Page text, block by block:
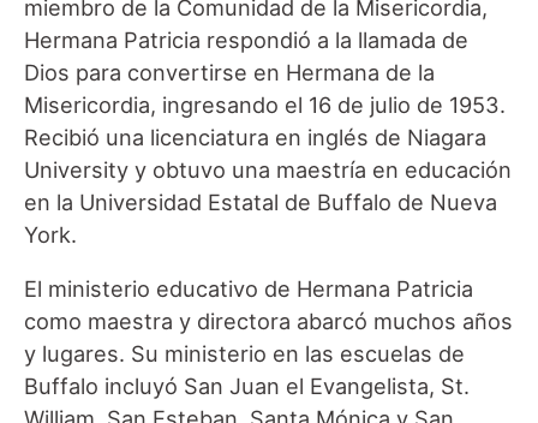
miembro de la Comunidad de la Misericordia,
Hermana Patricia respondió a la llamada de
Dios para convertirse en Hermana de la
Misericordia, ingresando el 16 de julio de 1953.
Recibió una licenciatura en inglés de Niagara
University y obtuvo una maestría en educación
en la Universidad Estatal de Buffalo de Nueva
York.
El ministerio educativo de Hermana Patricia
como maestra y directora abarcó muchos años
y lugares. Su ministerio en las escuelas de
Buffalo incluyó San Juan el Evangelista, St.